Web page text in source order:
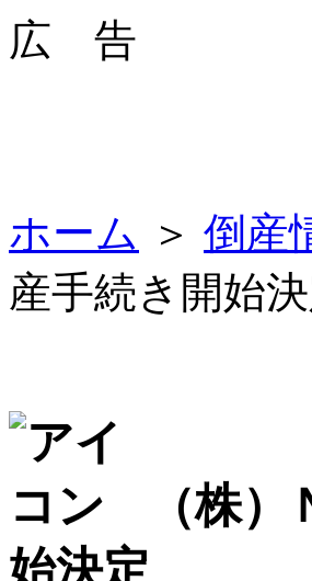
広 告
ホーム ＞ 倒産
産手続き開始
（株
始決定